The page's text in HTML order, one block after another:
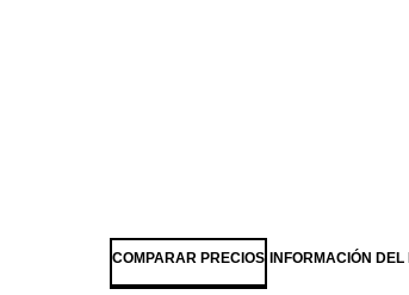
COMPARAR PRECIOS INFORMACIÓN